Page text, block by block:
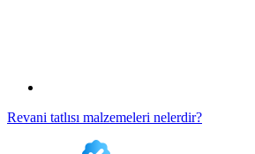
Revani tatlısı malzemeleri nelerdir?